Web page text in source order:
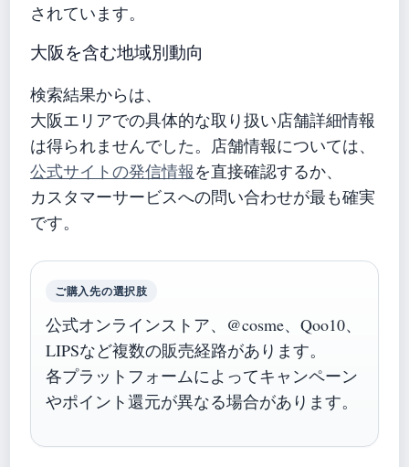
されています。
大阪を含む地域別動向
検索結果からは、
大阪エリアでの具体的な取り扱い店舗詳細情報
は得られませんでした。店舗情報については、
公式サイトの発信情報を直接確認するか、
カスタマーサービスへの問い合わせが最も確実
です。
ご購入先の選択肢
公式オンラインストア、@cosme、Qoo10、
LIPSなど複数の販売経路があります。
各プラットフォームによってキャンペーン
やポイント還元が異なる場合があります。